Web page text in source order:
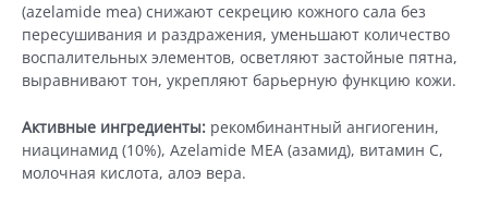
(azelamide mea) снижают секрецию кожного сала без
пересушивания и раздражения, уменьшают количество
воспалительных элементов, осветляют застойные пятна,
выравнивают тон, укрепляют барьерную функцию кожи.
Активные ингредиенты: рекомбинантный ангиогенин,
ниацинамид (10%), Azelamide MEA (азамид), витамин С,
молочная кислота, алоэ вера.